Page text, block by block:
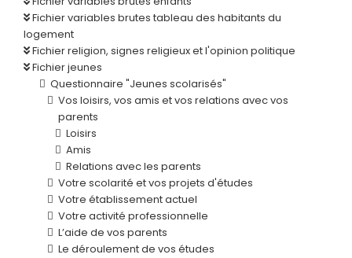
Fichier variables brutes tableau des habitants du
logement
Fichier religion, signes religieux et l'opinion politique
Fichier jeunes
Questionnaire "Jeunes scolarisés"
Vos loisirs, vos amis et vos relations avec vos
parents
Loisirs
Amis
Relations avec les parents
Votre scolarité et vos projets d'études
Votre établissement actuel
Votre activité professionnelle
L’aide de vos parents
Le déroulement de vos études